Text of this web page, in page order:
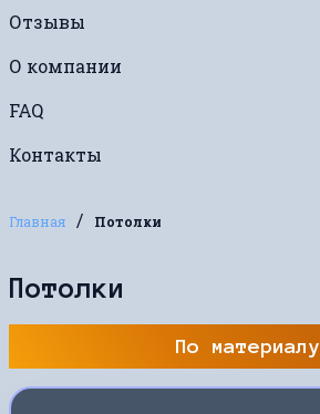
Отзывы
О компании
FAQ
Контакты
Главная / Потолки
Потолки
По материалу